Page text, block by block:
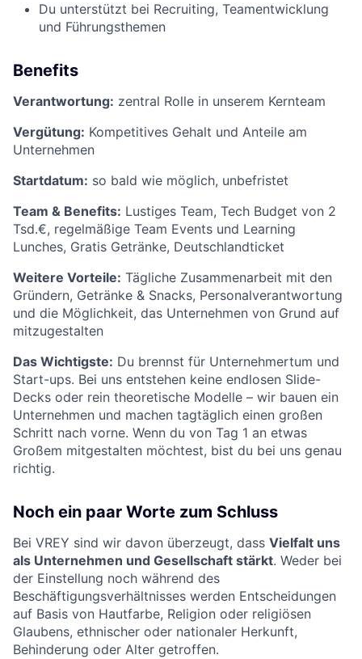
Du unterstützt bei Recruiting, Teamentwicklung
und Führungsthemen
Benefits
Verantwortung: zentral Rolle in unserem Kernteam
Vergütung: Kompetitives Gehalt und Anteile am
Unternehmen
Startdatum: so bald wie möglich, unbefristet
Team & Benefits: Lustiges Team, Tech Budget von 2
Tsd.€, regelmäßige Team Events und Learning
Lunches, Gratis Getränke, Deutschlandticket
Weitere Vorteile: Tägliche Zusammenarbeit mit den
Gründern, Getränke & Snacks, Personalverantwortung
und die Möglichkeit, das Unternehmen von Grund auf
mitzugestalten
Das Wichtigste: Du brennst für Unternehmertum und
Start-ups. Bei uns entstehen keine endlosen Slide-
Decks oder rein theoretische Modelle – wir bauen ein
Unternehmen und machen tagtäglich einen großen
Schritt nach vorne. Wenn du von Tag 1 an etwas
Großem mitgestalten möchtest, bist du bei uns genau
richtig.
Noch ein paar Worte zum Schluss
Bei VREY sind wir davon überzeugt, dass Vielfalt uns
als Unternehmen und Gesellschaft stärkt. Weder bei
der Einstellung noch während des
Beschäftigungsverhältnisses werden Entscheidungen
auf Basis von Hautfarbe, Religion oder religiösen
Glaubens, ethnischer oder nationaler Herkunft,
Behinderung oder Alter getroffen.